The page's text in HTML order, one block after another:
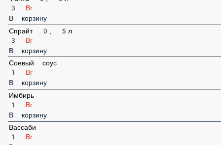
Фанта 0, 5л
3 Br
В корзину
Спрайт 0, 5л
3 Br
В корзину
Соевый соус
1 Br
В корзину